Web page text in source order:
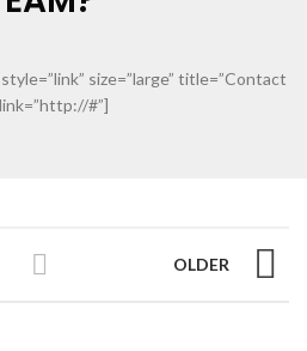
size=”large” title=”Contact
#”]
OLDER